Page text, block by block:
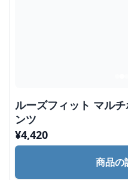
ルーズフィット マル
ンツ
¥4,420
商品の